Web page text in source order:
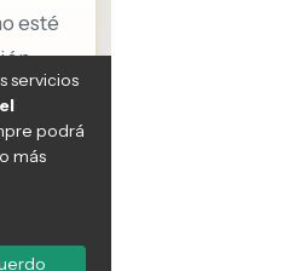
Descubre las seis